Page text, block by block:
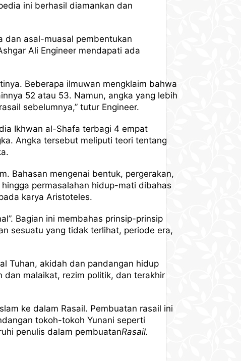
ini berhasil diamankan dan
dan asal-muasal pembentukan
Ali Engineer mendapati ada
Beberapa ilmuwan mengklaim bahwa
52 atau 53. Namun, angka yang lebih
sebelumnya,” tutur Engineer.
Ikhwan al-Shafa terbagi 4 empat
Angka tersebut meliputi teori tentang
Bahasan mengenai bentuk, pergerakan,
permasalahan hidup-mati dibahas
karya Aristoteles.
Bagian ini membahas prinsip-prinsip
sesuatu yang tidak terlihat, periode era,
Tuhan, akidah dan pandangan hidup
malaikat, rezim politik, dan terakhir
ke dalam Rasail. Pembuatan rasail ini
tokoh-tokoh Yunani seperti
penulis dalam pembuatanRasail.